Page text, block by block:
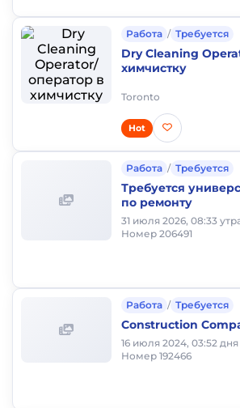
Работа / Требуется
Dry Cleaning
химчистку
Toronto
Hot
Работа / Требуется
Требуется
по ремонту
31 июля 2026, 08:33
Номер 206491
Работа / Требуется
Construction
16 июля 2024, 03:52 дня
Номер 192466